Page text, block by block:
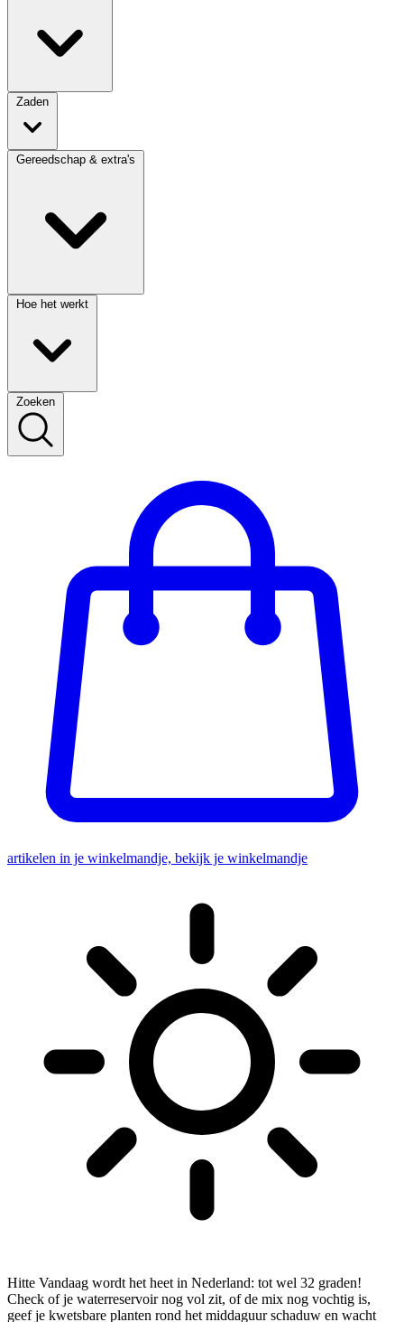
Zaden
Gereedschap & extra's
Hoe het werkt
Zoeken
artikelen in je winkelmandje, bekijk je winkelmandje
Hitte Vandaag wordt het heet in Nederland: tot wel 32 graden!
Check of je waterreservoir nog vol zit, of de mix nog vochtig is,
geef je kwetsbare planten rond het middaguur schaduw en wacht